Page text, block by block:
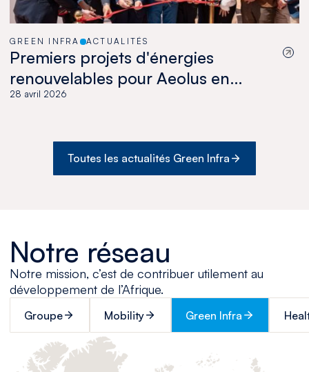
GREEN INFRA ACTUALITÉS
Premiers projets d'énergies
renouvelables pour Aeolus en
Tunisie
28 avril 2026
Toutes les actualités Green Infra
Notre réseau
Notre mission, c’est de contribuer utilement au
développement de l’Afrique.
Groupe Mobility Green Infra